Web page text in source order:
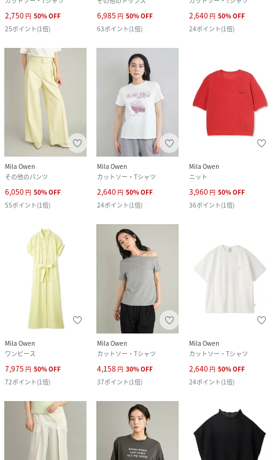
2,750 円 50%OFF
25ポイント(1倍)
6,985 円 50%OFF
63ポイント(1倍)
2,640 円 50%OFF
24ポイント(1倍)
Mila Owen
その他のパンツ
6,050 円 50%OFF
55ポイント(1倍)
Mila Owen
カットソー・Tシャツ
2,640 円 50%OFF
24ポイント(1倍)
Mila Owen
ニット
3,960 円 50%OFF
36ポイント(1倍)
Mila Owen
ワンピース
7,975 円 50%OFF
72ポイント(1倍)
Mila Owen
カットソー・Tシャツ
4,158 円 30%OFF
37ポイント(1倍)
Mila Owen
カットソー・Tシャツ
2,640 円 50%OFF
24ポイント(1倍)